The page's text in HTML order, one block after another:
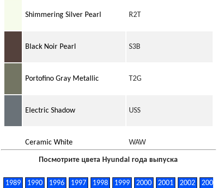
Shimmering Silver Pearl R2T
Black Noir Pearl S3B
Portofino Gray Metallic T2G
Electric Shadow USS
Ceramic White WAW
Посмотрите цвета Hyundai года выпуска
1989 1990 1996 1997 1998 1999 2000 2001 2002
200